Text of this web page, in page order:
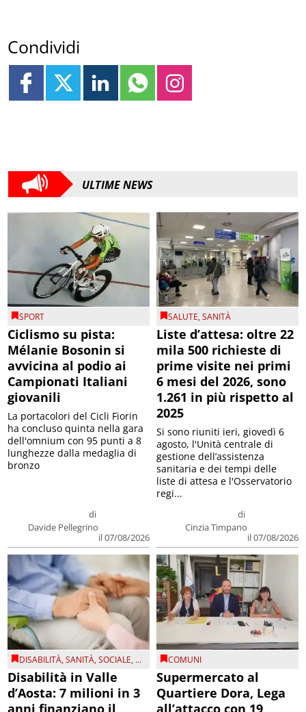
Condividi
ULTIME NEWS
SPORT
Ciclismo su pista:
Mélanie Bosonin si
avvicina al podio ai
Campionati Italiani
giovanili
di
Davide Pellegrino
il 07/08/2026
La portacolori del Cicli Fiorin
ha concluso quinta nella gara
dell'omnium con 95 punti a 8
lunghezze dalla medaglia di
bronzo
SALUTE,SANITÀ
Liste d’attesa: oltre 22
mila 500 richieste di
prime visite nei primi
6 mesi del 2026, sono
1.261 in più rispetto al
2025
di
Cinzia Timpano
il 07/08/2026
Si sono riuniti ieri, giovedì 6
agosto, l'Unità centrale di
gestione dell’assistenza
sanitaria e dei tempi delle
liste di attesa e l'Osservatorio
regi...
DISABILITÀ,SANITÀ,SOCIALE, ...
Disabilità in Valle
d’Aosta: 7 milioni in 3
anni finanziano il
COMUNI
Supermercato al
Quartiere Dora, Lega
all’attacco con 19